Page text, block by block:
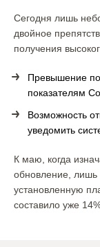
Сегодня лишь
двойное
получения
Превышение
показателям
Возможность
уведомить
К маю, когда
обновление, лишь
установленную
составило уже